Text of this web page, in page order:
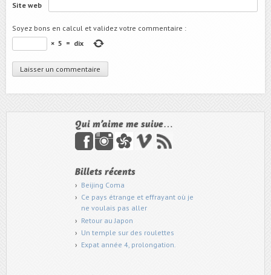
Site web
Soyez bons en calcul et validez votre commentaire :
× 5 = dix
Qui m’aime me suive…
Billets récents
Beijing Coma
Ce pays étrange et effrayant où je
ne voulais pas aller
Retour au Japon
Un temple sur des roulettes
Expat année 4, prolongation.